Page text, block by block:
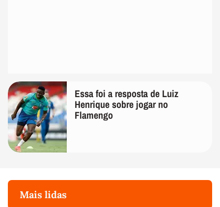
Essa foi a resposta de Luiz
Henrique sobre jogar no
Flamengo
Mais lidas